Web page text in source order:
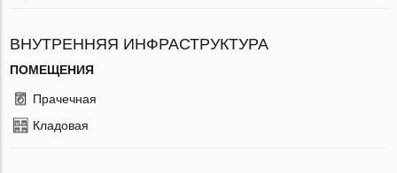
ВНУТРЕННЯЯ ИНФРАСТРУКТУРА
ПОМЕЩЕНИЯ
Прачечная
Кладовая